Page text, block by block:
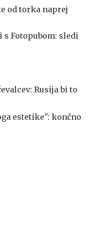
od torka naprej
Fotopubom: sledi
Rusija bi to
estetike": končno